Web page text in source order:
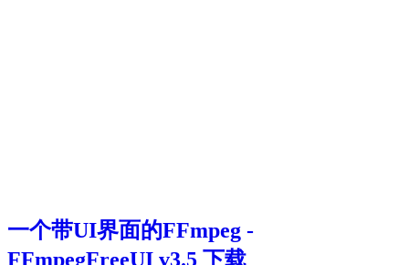
一个带UI界面的FFmpeg -
FFmpegFreeUI v3.5 下载